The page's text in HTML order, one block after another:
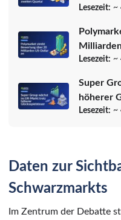
Lesezeit: ~
Lesezeit: ~
Super
höherer
Lesezeit: ~
Daten zur
Schwarzmarkts
Im Zentrum der Debatte